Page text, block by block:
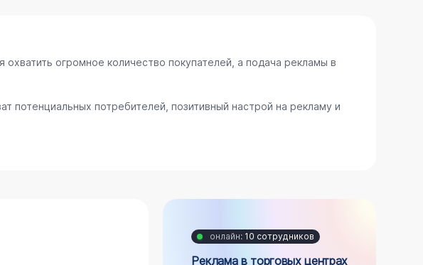
огромное количество покупателей, а подача рекламы в
потребителей, позитивный настрой на рекламу и
онлайн: 10 сотрудников
Реклама в торговых центрах